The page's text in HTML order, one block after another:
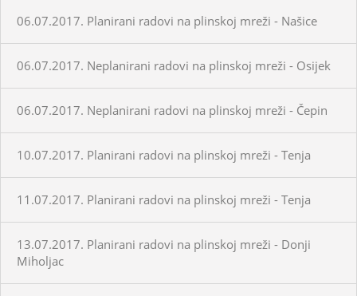
06.07.2017. Planirani radovi na plinskoj mreži - Našice
06.07.2017. Neplanirani radovi na plinskoj mreži - Osijek
06.07.2017. Neplanirani radovi na plinskoj mreži - Čepin
10.07.2017. Planirani radovi na plinskoj mreži - Tenja
11.07.2017. Planirani radovi na plinskoj mreži - Tenja
13.07.2017. Planirani radovi na plinskoj mreži - Donji
Miholjac